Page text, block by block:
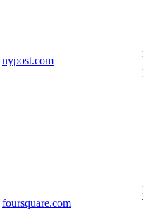
nypost.com
foursquare.com